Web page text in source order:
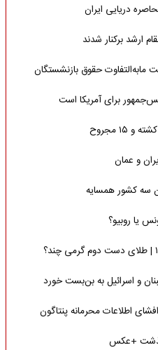
دریایی ایران
مابه‌التفاوت حقوق بازنشستگان
برای آمریکا است
و عمان
سه کشور همسایه
و اسرائیل به بن‌بست خورد
اطلاعات محرمانه پنتاگون
+عکس